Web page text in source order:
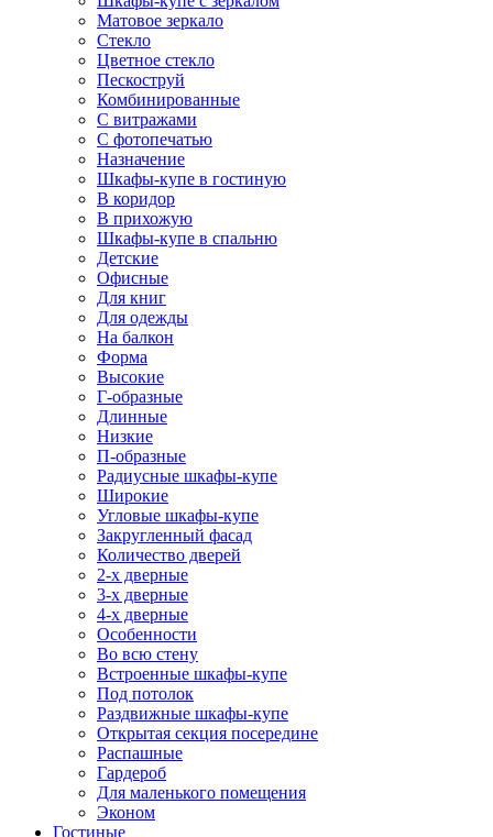
Матовое зеркало
Стекло
Цветное стекло
Пескоструй
Комбинированные
С витражами
С фотопечатью
Назначение
Шкафы-купе в гостиную
В коридор
В прихожую
Шкафы-купе в спальню
Детские
Офисные
Для книг
Для одежды
На балкон
Форма
Высокие
Г-образные
Длинные
Низкие
П-образные
Радиусные шкафы-купе
Широкие
Угловые шкафы-купе
Закругленный фасад
Количество дверей
2-х дверные
3-х дверные
4-х дверные
Особенности
Во всю стену
Встроенные шкафы-купе
Под потолок
Раздвижные шкафы-купе
Открытая секция посередине
Распашные
Гардероб
Для маленького помещения
Эконом
Гостиные